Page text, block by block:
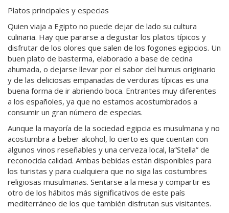
Platos principales y especias
Quien viaja a Egipto no puede dejar de lado su cultura
culinaria. Hay que pararse a degustar los platos típicos y
disfrutar de los olores que salen de los fogones egipcios. Un
buen plato de basterma, elaborado a base de cecina
ahumada, o dejarse llevar por el sabor del humus originario
y de las deliciosas empanadas de verduras típicas es una
buena forma de ir abriendo boca. Entrantes muy diferentes
a los españoles, ya que no estamos acostumbrados a
consumir un gran número de especias.
Aunque la mayoría de la sociedad egipcia es musulmana y no
acostumbra a beber alcohol, lo cierto es que cuentan con
algunos vinos reseñables y una cerveza local, la“Stella” de
reconocida calidad. Ambas bebidas están disponibles para
los turistas y para cualquiera que no siga las costumbres
religiosas musulmanas. Sentarse a la mesa y compartir es
otro de los hábitos más significativos de este país
mediterráneo de los que también disfrutan sus visitantes.